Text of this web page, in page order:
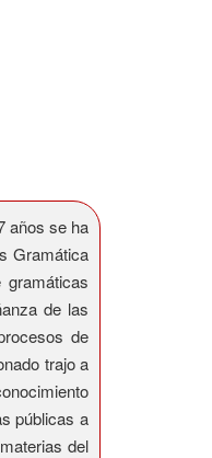
años se ha
Gramática
de las
de
trajo a
públicas a
del